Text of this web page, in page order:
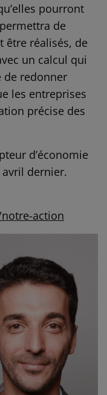
pourront
de
être réalisés, de
un calcul qui
de redonner
les entreprises
précise des
d’économie
dernier.
action